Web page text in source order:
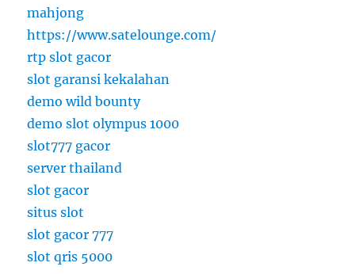
mahjong
https://www.satelounge.com/
rtp slot gacor
slot garansi kekalahan
demo wild bounty
demo slot olympus 1000
slot777 gacor
server thailand
slot gacor
situs slot
slot gacor 777
slot qris 5000